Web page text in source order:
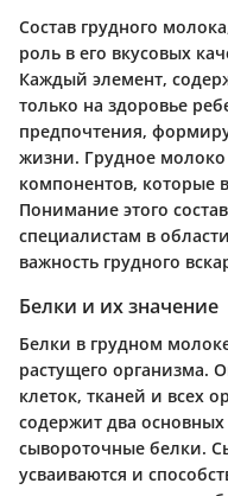
Состав грудного
роль в его вкусовых
Каждый элемент,
только на здоровье
предпочтения,
жизни. Грудное молоко
компонентов, которые
Понимание этого
специалистам в
важность грудного
Белки и их значение
Белки в грудном
растущего организма.
клеток, тканей и всех
содержит два
сывороточные белки.
усваиваются и